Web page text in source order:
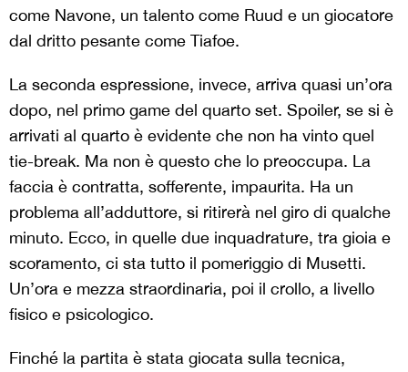
come Navone, un talento come Ruud e un giocatore
dal dritto pesante come Tiafoe.
La seconda espressione, invece, arriva quasi un’ora
dopo, nel primo game del quarto set. Spoiler, se si è
arrivati al quarto è evidente che non ha vinto quel
tie-break. Ma non è questo che lo preoccupa. La
faccia è contratta, sofferente, impaurita. Ha un
problema all’adduttore, si ritirerà nel giro di qualche
minuto. Ecco, in quelle due inquadrature, tra gioia e
scoramento, ci sta tutto il pomeriggio di Musetti.
Un’ora e mezza straordinaria, poi il crollo, a livello
fisico e psicologico.
Finché la partita è stata giocata sulla tecnica,